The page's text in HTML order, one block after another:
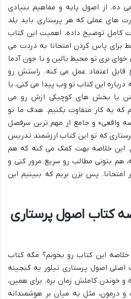
ده. از اصول پایه و مفاهیم بنیادی
های عملی که هر پرستاری باید بلد
کامل توضیح داده. اهمیت این کتاب
برای پاس کردن امتحانا به دردت می
خوای بری تو محیط بالین و با جون آدما
قابل اعتماد عمل می کنه. راستش رو
درباره این کتاب تو وب پیدا می کنی، یا
یا بخش های کوچیکی ازش رو می
که یه کار متفاوت بکنیم. هدف ما تو
واقعی» و جامع از مهم ترین سرفصل
که تو این کتاب ارزشمند تدریس
این خلاصه بهت کمک می کنه که هم
هم بتونی مطالب رو سریع مرور کنی و
پس بزن بریم که ببینیم این
کتاب اصول پرستاری
خلاصه این کتاب رو بخونم؟ مگه کتاب
اصلی اصول پرستاری تیلور یه گنجینه
و خوندن کاملش زمان بره. برای همین،
درمون، مثل یه میان بر هوشمندانه